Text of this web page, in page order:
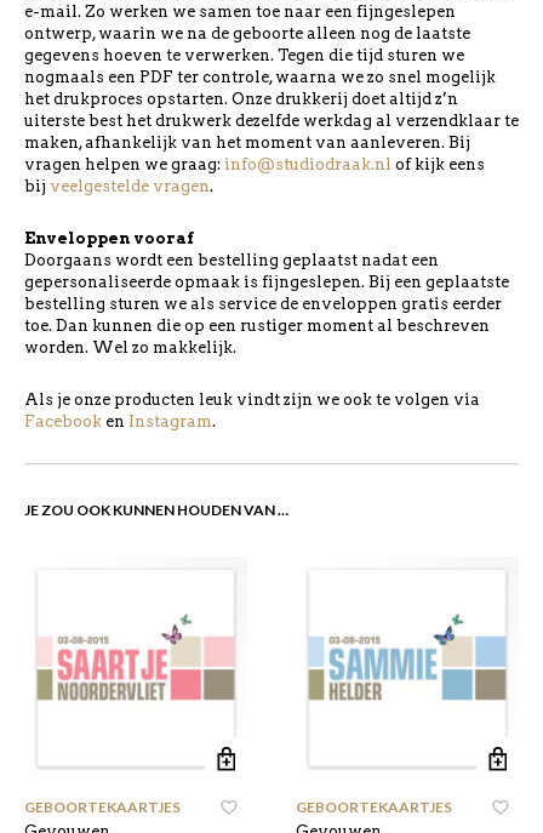
e-mail. Zo werken we samen toe naar een fijngeslepen
ontwerp, waarin we na de geboorte alleen nog de laatste
gegevens hoeven te verwerken. Tegen die tijd sturen we
nogmaals een PDF ter controle, waarna we zo snel mogelijk
het drukproces opstarten. Onze drukkerij doet altijd z’n
uiterste best het drukwerk dezelfde werkdag al verzendklaar te
maken, afhankelijk van het moment van aanleveren. Bij
vragen helpen we graag: info@studiodraak.nl of kijk eens
bij veelgestelde vragen.
Enveloppen vooraf
Doorgaans wordt een bestelling geplaatst nadat een
gepersonaliseerde opmaak is fijngeslepen. Bij een geplaatste
bestelling sturen we als service de enveloppen gratis eerder
toe. Dan kunnen die op een rustiger moment al beschreven
worden. Wel zo makkelijk.
Als je onze producten leuk vindt zijn we ook te volgen via
Facebook en Instagram.
JE ZOU OOK KUNNEN HOUDEN VAN …
GEBOORTEKAARTJES GEBOORTEKAARTJES